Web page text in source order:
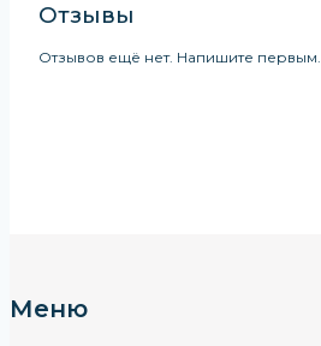
Отзывы
Отзывов ещё нет. Напишите первым.
Меню